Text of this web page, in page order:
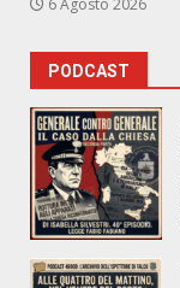
6 Agosto 2026
PODCAST